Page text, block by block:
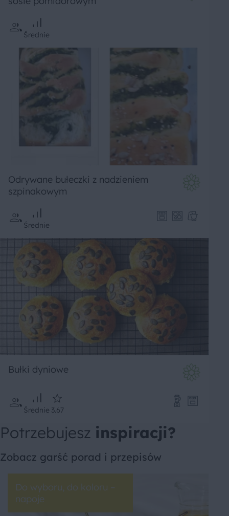
Średnie
Odrywane bułeczki z nadzieniem
szpinakowym
Średnie
Bułki dyniowe
Średnie 3.67
Potrzebujesz inspiracji?
Zobacz garść porad i przepisów
Do wyboru, do koloru –
napoje